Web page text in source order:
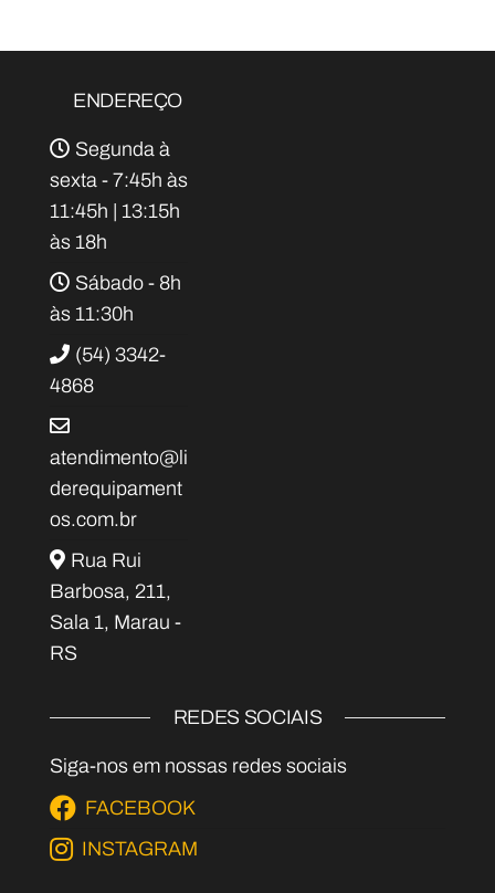
ENDEREÇO
Segunda à
sexta - 7:45h às
11:45h | 13:15h
às 18h
Sábado - 8h
às 11:30h
(54) 3342-
4868
atendimento@li
derequipament
os.com.br
Rua Rui
Barbosa, 211,
Sala 1, Marau -
RS
REDES SOCIAIS
Siga-nos em nossas redes sociais
FACEBOOK
INSTAGRAM